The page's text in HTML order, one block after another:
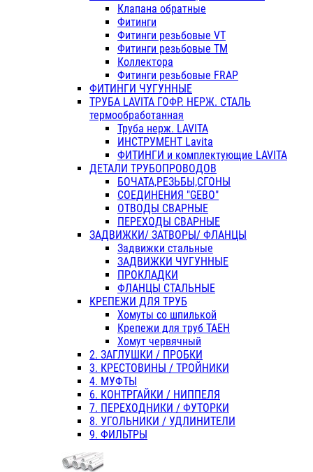
Клапана обратные
Фитинги
Фитинги резьбовые VT
Фитинги резьбовые ТМ
Коллектора
Фитинги резьбовые FRAP
ФИТИНГИ ЧУГУННЫЕ
ТРУБА LAVITA ГОФР. НЕРЖ. СТАЛЬ
термообработанная
Труба нерж. LAVITA
ИНСТРУМЕНТ Lavita
ФИТИНГИ и комплектующие LAVITA
ДЕТАЛИ ТРУБОПРОВОДОВ
БОЧАТА,РЕЗЬБЫ,СГОНЫ
СОЕДИНЕНИЯ "GEBO"
ОТВОДЫ СВАРНЫЕ
ПЕРЕХОДЫ СВАРНЫЕ
ЗАДВИЖКИ/ ЗАТВОРЫ/ ФЛАНЦЫ
Задвижки стальные
ЗАДВИЖКИ ЧУГУННЫЕ
ПРОКЛАДКИ
ФЛАНЦЫ СТАЛЬНЫЕ
КРЕПЕЖИ ДЛЯ ТРУБ
Хомуты со шпилькой
Крепежи для труб ТАЕН
Хомут червячный
2. ЗАГЛУШКИ / ПРОБКИ
3. КРЕСТОВИНЫ / ТРОЙНИКИ
4. МУФТЫ
6. КОНТРГАЙКИ / НИППЕЛЯ
7. ПЕРЕХОДНИКИ / ФУТОРКИ
8. УГОЛЬНИКИ / УДЛИНИТЕЛИ
9. ФИЛЬТРЫ